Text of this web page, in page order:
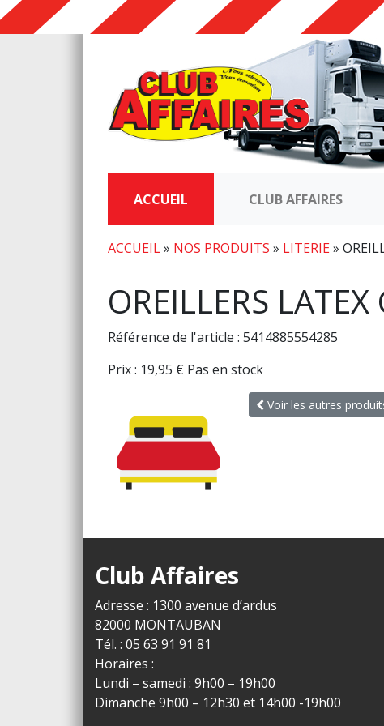
ACCUEIL CLUB AFFAIRES
ACCUEIL» NOS PRODUITS » LITERIE»
OREILLERS
Référence de l'article : 5414885554285
Prix : 19,95 € Pas en stock
Voir les autres
Club Affaires
Adresse : 1300 avenue d’ardus
82000 MONTAUBAN
Tél. : 05 63 91 91 81
Horaires :
Lundi – samedi : 9h00 – 19h00
Dimanche 9h00 – 12h30 et 14h00 -19h00